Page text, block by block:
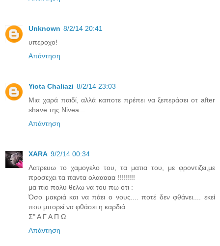
Unknown 8/2/14 20:41
υπεροχο!
Απάντηση
Yiota Chaliazi 8/2/14 23:03
Μια χαρά παιδί, αλλά καποτε πρέπει να ξεπεράσει οτ after
shave της Nivea...
Απάντηση
XARA 9/2/14 00:34
Λατρευω το χαμογελο του, τα ματια του, με φροντιζει,με
προσεχει τα παντα ολααααα !!!!!!!!!
μα πιο πολυ θελω να του πω οτι :
Όσο μακριά και να πάει ο νους.... ποτέ δεν φθάνει.... εκεί
που μπορεί να φθάσει η καρδιά.
Σ" Α Γ Α Π Ω
Απάντηση